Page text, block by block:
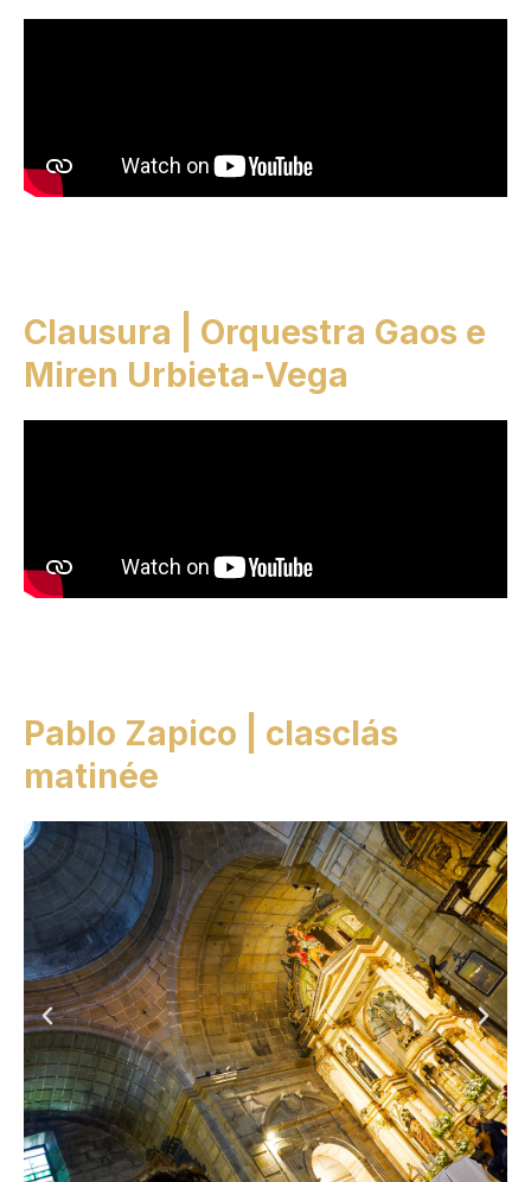
Clausura | Orquestra Gaos e
Miren Urbieta-Vega
Pablo Zapico | clasclás
matinée